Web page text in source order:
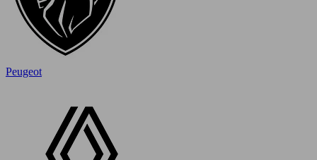
Peugeot